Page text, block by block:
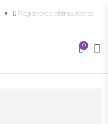
Registro de distribuidores
0